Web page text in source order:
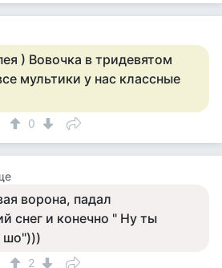
) Вовочка в тридевятом
мультики у нас классные
0
ворона, падал
снег и конечно " Ну ты
шо")))
2